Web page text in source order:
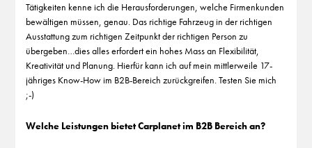
Tätigkeiten kenne ich die Herausforderungen, welche Firmenkunden
bewältigen müssen, genau. Das richtige Fahrzeug in der richtigen
Ausstattung zum richtigen Zeitpunkt der richtigen Person zu
übergeben…dies alles erfordert ein hohes Mass an Flexibilität,
Kreativität und Planung. Hierfür kann ich auf mein mittlerweile 17-
jähriges Know-How im B2B-Bereich zurückgreifen. Testen Sie mich
;-)
Welche Leistungen bietet Carplanet im B2B Bereich an?